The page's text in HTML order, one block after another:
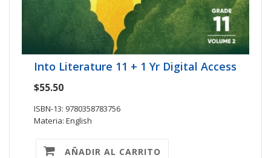
Into Literature 11 + 1 Yr Digital Access
$55.50
ISBN-13: 9780358783756
Materia: English
AÑADIR AL CARRITO